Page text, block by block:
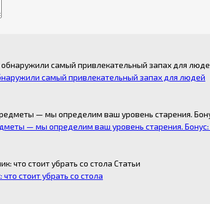
самый привлекательный запах для людей
— мы определим ваш уровень старения. Бонус:
Статьи
стоит убрать со стола